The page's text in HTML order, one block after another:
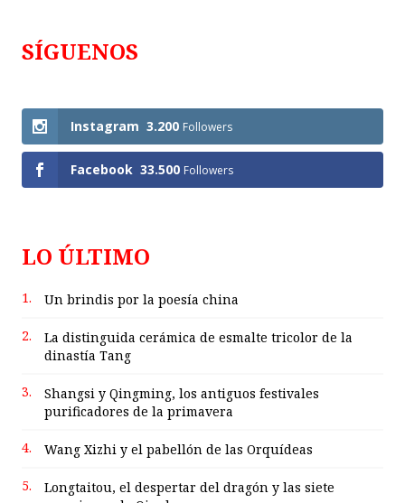
SÍGUENOS
Instagram 3.200 Followers
Facebook 33.500 Followers
LO ÚLTIMO
1. Un brindis por la poesía china
2.
La distinguida cerámica de esmalte tricolor de la
dinastía Tang
3.
Shangsi y Qingming, los antiguos festivales
purificadores de la primavera
4. Wang Xizhi y el pabellón de las Orquídeas
5.
Longtaitou, el despertar del dragón y las siete